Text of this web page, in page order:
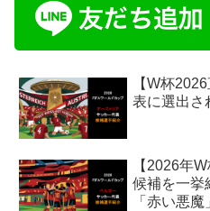
【W杯
表に選出さ
【2026年
候補を一挙
「赤い悪